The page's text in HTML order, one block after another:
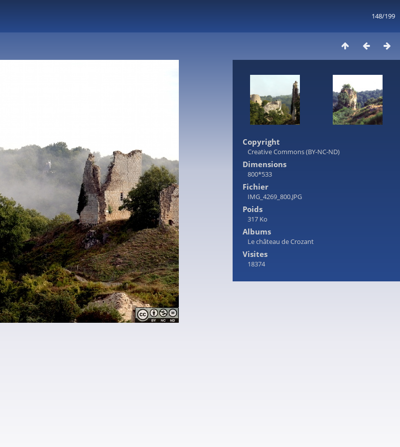
148/199
Copyright
Creative Commons (BY-NC-ND)
Dimensions
800*533
Fichier
IMG_4269_800.JPG
Poids
317 Ko
Albums
Le château de Crozant
Visites
18374